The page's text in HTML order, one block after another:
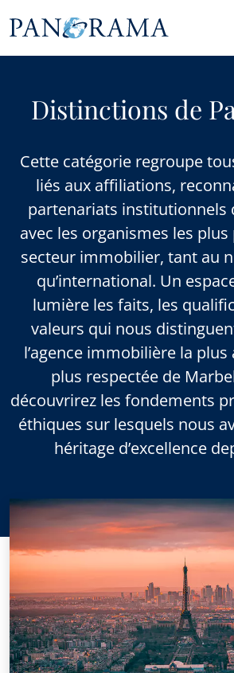
Distinctions de
Cette catégorie regroupe
liés aux affiliations,
partenariats institutionnels
avec les organismes les
secteur immobilier, tant au
qu’international. Un
lumière les faits, les
valeurs qui nous
l’agence immobilière la
plus respectée de
découvrirez les fondements
éthiques sur lesquels nous
héritage d’excellence